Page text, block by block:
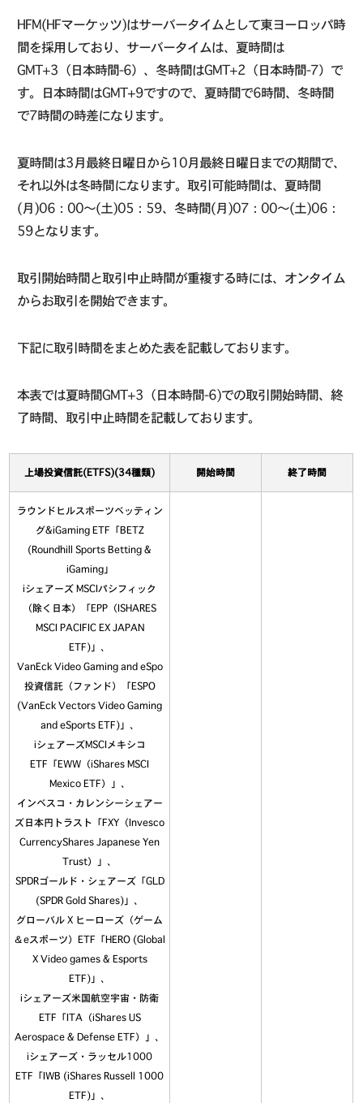
HFM(HFマーケッツ)はサーバータイムとして東ヨーロッパ時
間を採用しており、サーバータイムは、夏時間は
GMT+3（日本時間-6）、冬時間はGMT+2（日本時間-7）で
す。日本時間はGMT+9ですので、夏時間で6時間、冬時間
で7時間の時差になります。
夏時間は3月最終日曜日から10月最終日曜日までの期間で、
それ以外は冬時間になります。取引可能時間は、夏時間
(月)06：00～(土)05：59、冬時間(月)07：00～(土)06：
59となります。
取引開始時間と取引中止時間が重複する時には、オンタイム
からお取引を開始できます。
下記に取引時間をまとめた表を記載しております。
本表では夏時間GMT+3（日本時間-6)での取引開始時間、終
了時間、取引中止時間を記載しております。
上場投資信託(ETFS)(34種類) 開始時間 終了時間
ラウンドヒルスポーツベッティン
グ&iGaming ETF「BETZ
(Roundhill Sports Betting &
iGaming」
iシェアーズ MSCIパシフィック
（除く日本）「EPP（ISHARES
MSCI PACIFIC EX JAPAN
ETF)」、
VanEck Video Gaming and eSpo
投資信託（ファンド）「ESPO
(VanEck Vectors Video Gaming
and eSports ETF)」、
iシェアーズMSCIメキシコ
ETF「EWW（iShares MSCI
Mexico ETF）」、
インベスコ・カレンシーシェアー
ズ日本円トラスト「FXY（Invesco
CurrencyShares Japanese Yen
Trust）」、
SPDRゴールド・シェアーズ「GLD
(SPDR Gold Shares)」、
グローバル X ヒーローズ（ゲーム
＆eスポーツ）ETF「HERO (Global
X Video games & Esports
ETF)」、
iシェアーズ米国航空宇宙・防衛
ETF「ITA（iShares US
Aerospace & Defense ETF）」、
iシェアーズ・ラッセル1000
ETF「IWB (iShares Russell 1000
ETF)」、